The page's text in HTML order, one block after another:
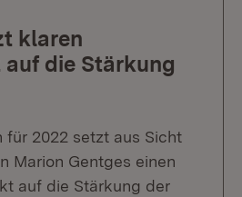
klaren
die Stärkung
für 2022 setzt aus Sicht
Marion Gentges einen
auf die Stärkung der